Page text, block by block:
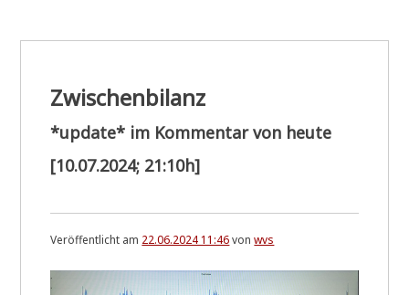
Zwischenbilanz
*update* im Kommentar von heute
[10.07.2024; 21:10h]
Veröffentlicht am 22.06.2024 11:46vonwvs